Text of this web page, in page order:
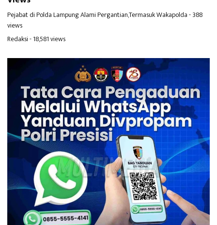
Pejabat di Polda Lampung Alami Pergantian,Termasuk Wakapolda- 388
views
Redaksi- 18,581 views